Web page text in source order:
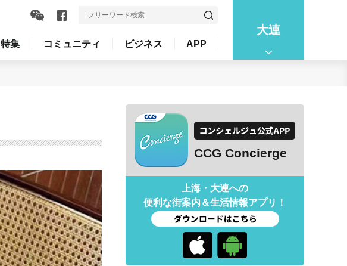
大連
特集 コミュニティ ビジネス APP
CCG Concierge
上海・大連への
便利な街案内＆生活情報アプリ！